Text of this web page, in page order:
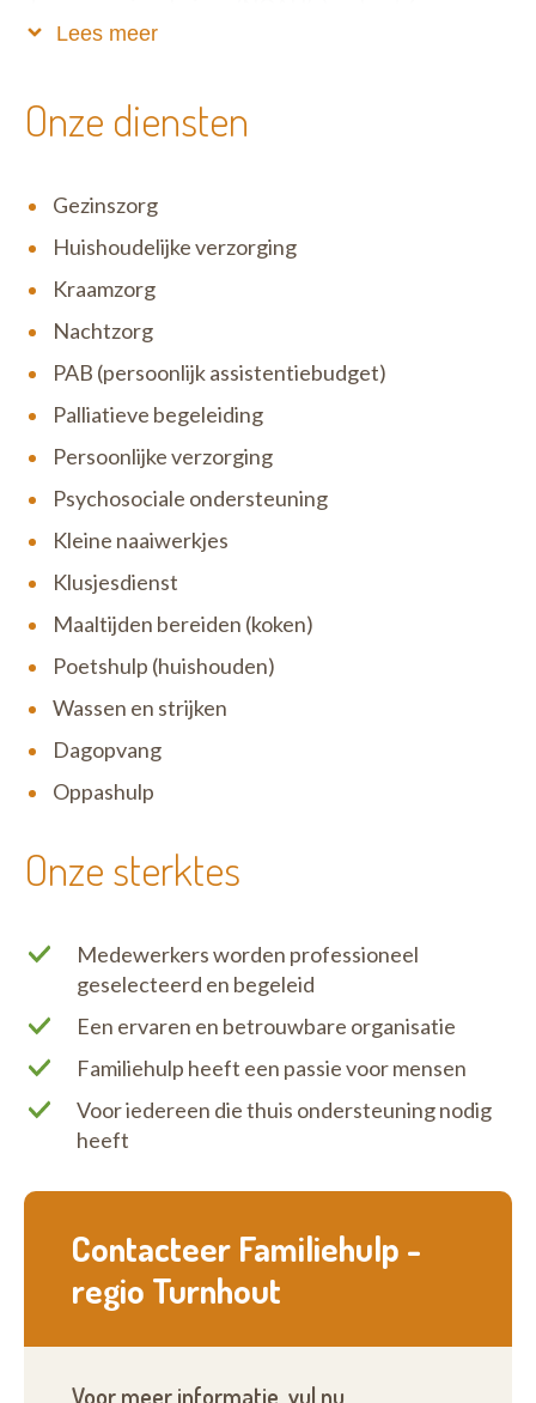
kinderdagverblijven uit. Je kan bij Familiehulp ook
Familiehulp ook actief in de sociale economie. Meer
Lees meer
Onze diensten
Gezinszorg
Huishoudelijke verzorging
Kraamzorg
Nachtzorg
PAB (persoonlijk assistentiebudget)
Palliatieve begeleiding
Persoonlijke verzorging
Psychosociale ondersteuning
Kleine naaiwerkjes
Klusjesdienst
Maaltijden bereiden (koken)
Poetshulp (huishouden)
Wassen en strijken
Dagopvang
Oppashulp
Onze sterktes
Medewerkers worden professioneel
geselecteerd en begeleid
Een ervaren en betrouwbare organisatie
Familiehulp heeft een passie voor mensen
Voor iedereen die thuis ondersteuning nodig
heeft
Contacteer Familiehulp -
regio Turnhout
Voor meer informatie, vul nu